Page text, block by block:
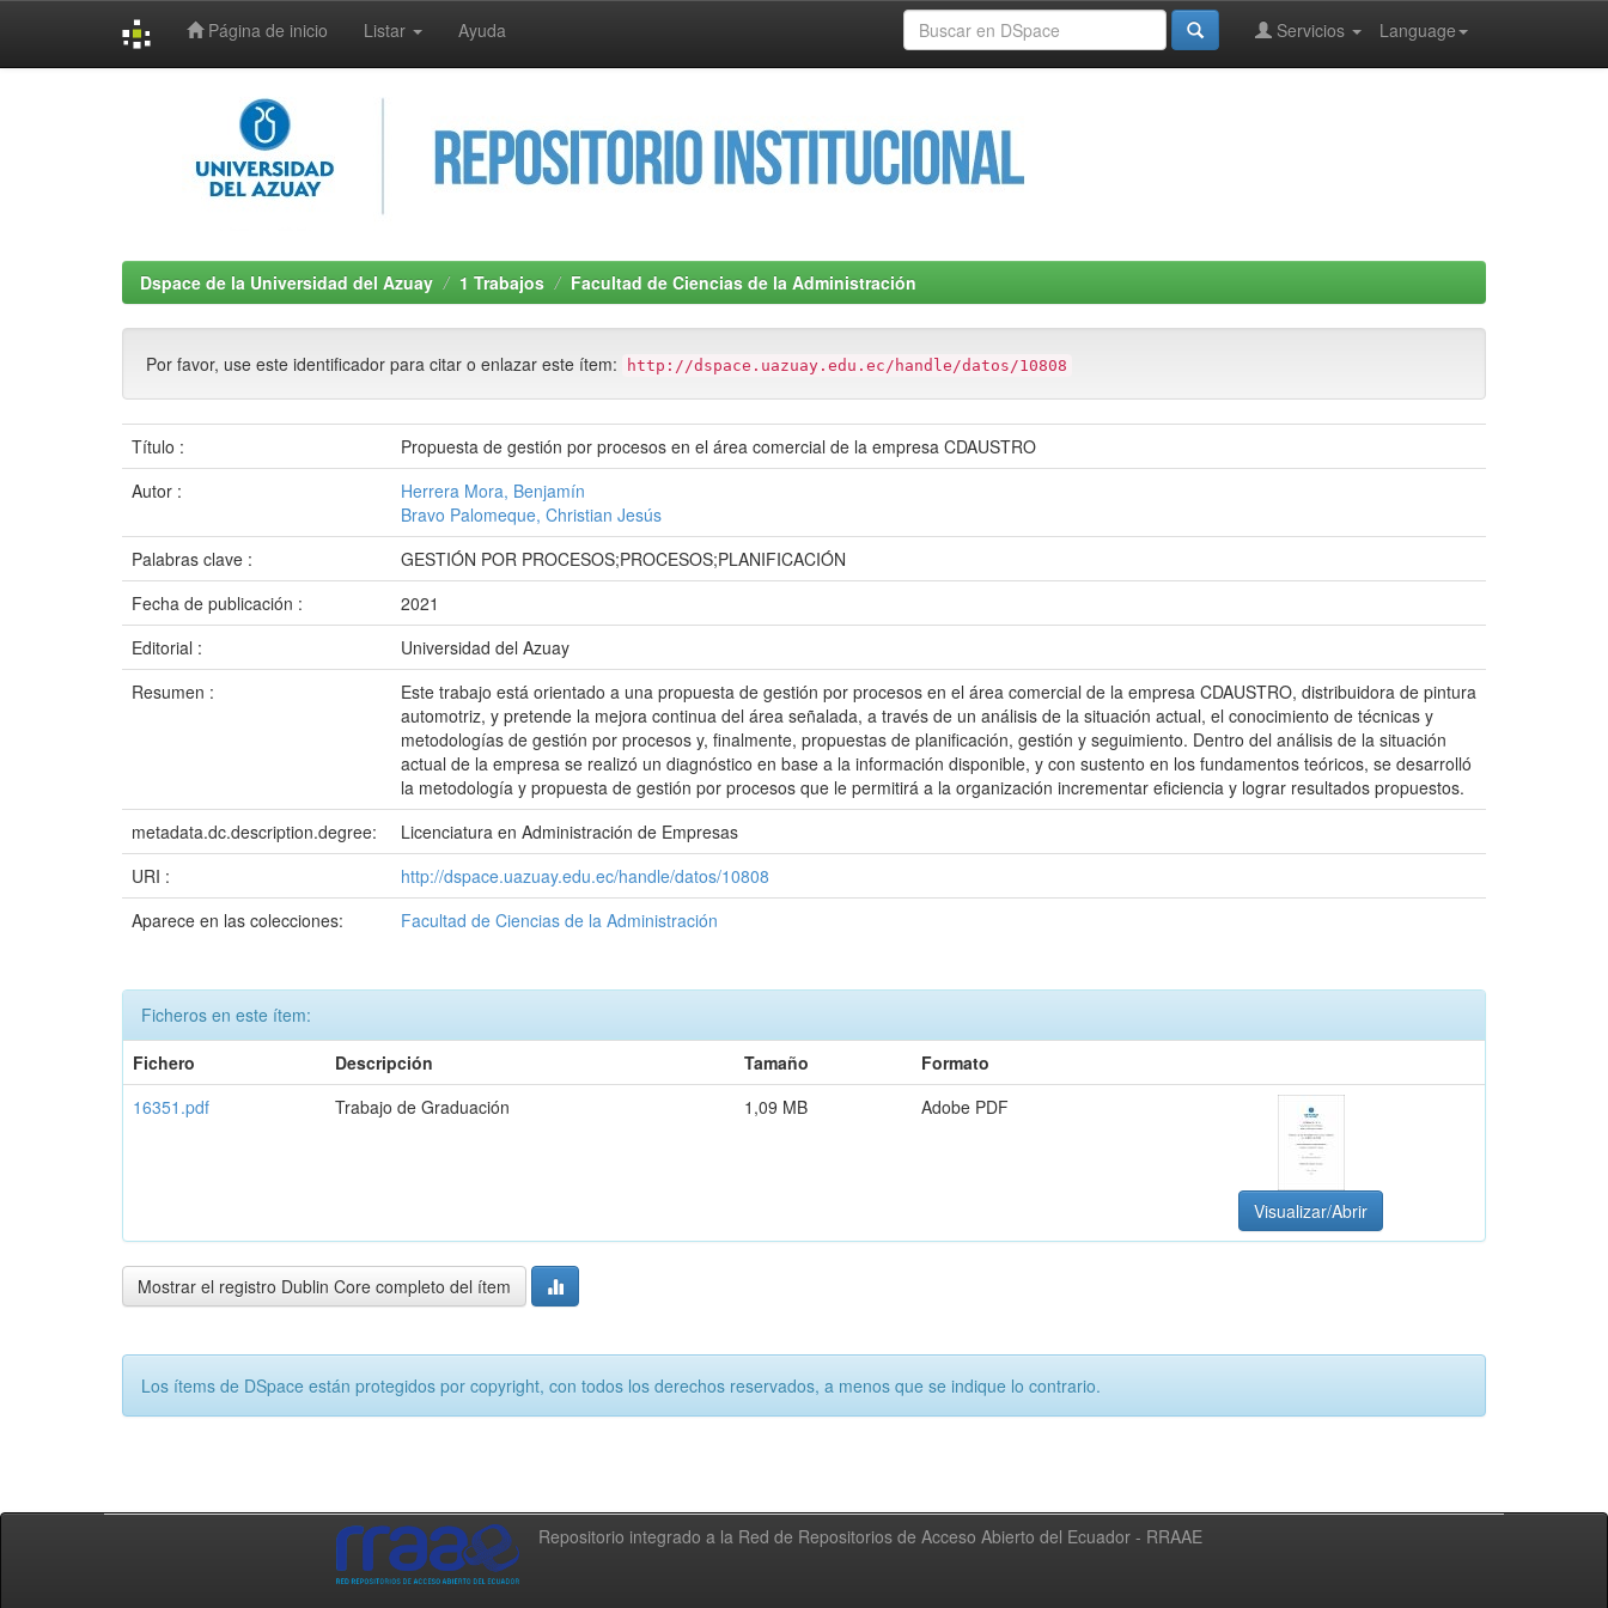
Página de inicio Listar Ayuda Language
Servicios
Dspace de la Universidad del Azuay 1 Trabajos Facultad de Ciencias de la Administración
Por favor, use este identificador para citar o enlazar este ítem: http://dspace.uazuay.edu.ec/handle/datos/10808
Título :
Propuesta de gestión por procesos en el área comercial de la empresa CDAUSTRO
Autor :
Herrera Mora, Benjamín
Bravo Palomeque, Christian Jesús
Palabras clave :
GESTIÓN POR PROCESOS;PROCESOS;PLANIFICACIÓN
Fecha de publicación :
2021
Editorial :
Universidad del Azuay
Resumen :
Este trabajo está orientado a una propuesta de gestión por procesos en el área comercial de la empresa CDAUSTRO, distribuidora de pintura
automotriz, y pretende la mejora continua del área señalada, a través de un análisis de la situación actual, el conocimiento de técnicas y
metodologías de gestión por procesos y, finalmente, propuestas de planificación, gestión y seguimiento. Dentro del análisis de la situación
actual de la empresa se realizó un diagnóstico en base a la información disponible, y con sustento en los fundamentos teóricos, se desarrolló
la metodología y propuesta de gestión por procesos que le permitirá a la organización incrementar eficiencia y lograr resultados propuestos.
metadata.dc.description.degree:
Licenciatura en Administración de Empresas
URI :
http://dspace.uazuay.edu.ec/handle/datos/10808
Aparece en las colecciones:
Facultad de Ciencias de la Administración
Ficheros en este ítem:
Fichero
Descripción Tamaño
Formato
16351.pdf
Trabajo de Graduación 1,09 MB Adobe PDF
Visualizar/Abrir
Mostrar el registro Dublin Core completo del ítem
Los ítems de DSpace están protegidos por copyright, con todos los derechos reservados, a menos que se indique lo contrario.
Repositorio integrado a la Red de Repositorios de Acceso Abierto del Ecuador - RRAAE